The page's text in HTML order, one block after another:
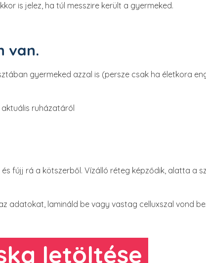
is jelez, ha túl messzire került a gyermeked.
van.
gyermeked azzal is (persze csak ha életkora
aktuális ruházatáról
fújj rá a kötszerből. Vízálló réteg képződik, alatta a
adatokat, lamináld be vagy vastag celluxszal vond be.
letöltése